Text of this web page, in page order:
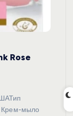
Rose
Крем-мыло